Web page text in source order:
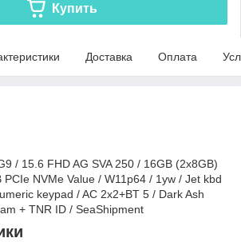
Купить
Доставка Оплата
/ 15.6 FHD AG SVA 250 / 16GB (2x8GB)
PCIe NVMe Value / W11p64 / 1yw / Jet kbd
keypad / AC 2x2+BT 5 / Dark Ash
+ TNR ID / SeaShipment